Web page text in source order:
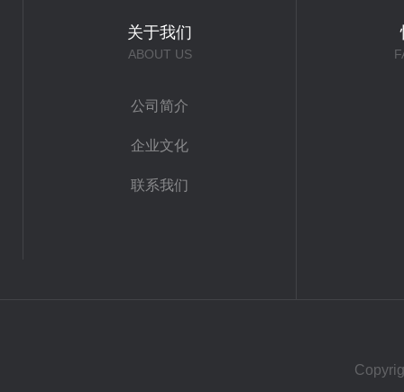
关于我们
ABOUT US
公司简介
企业文化
联系我们